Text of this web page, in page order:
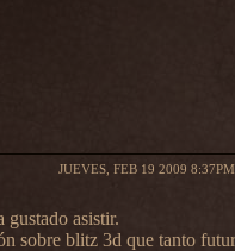
JUEVES, FEB 19 2009
gustado asistir.
sobre blitz 3d que tanto